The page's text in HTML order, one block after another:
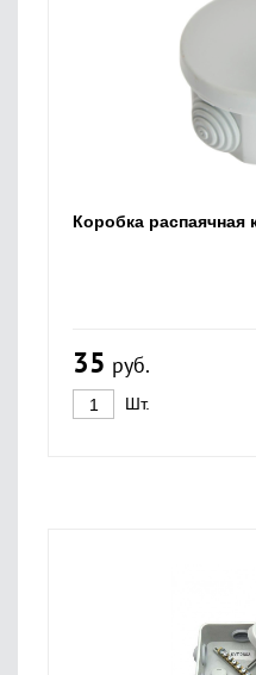
Коробка распаячная
35 руб.
Шт.